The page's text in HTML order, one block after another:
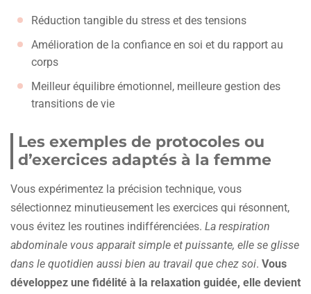
Réduction tangible du stress et des tensions
Amélioration de la confiance en soi et du rapport au
corps
Meilleur équilibre émotionnel, meilleure gestion des
transitions de vie
Les exemples de protocoles ou
d’exercices adaptés à la femme
Vous expérimentez la précision technique, vous
sélectionnez minutieusement les exercices qui résonnent,
vous évitez les routines indifférenciées. La respiration
abdominale vous apparait simple et puissante, elle se glisse
dans le quotidien aussi bien au travail que chez soi. Vous
développez une fidélité à la relaxation guidée, elle devient